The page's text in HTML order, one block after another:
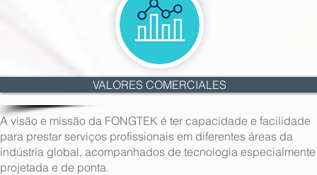
VALORES COMERCIALES
A visão e missão da FONGTEK é ter capacidade e facilidade
para prestar serviços profissionais em diferentes áreas da
indústria global, acompanhados de tecnologia especialmente
projetada e de ponta.